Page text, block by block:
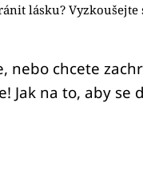
lásku?
nebo chcete
Jak na to, aby se